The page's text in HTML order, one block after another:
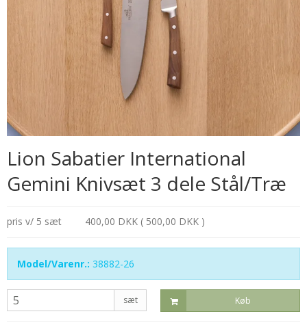
Lion Sabatier International
Gemini Knivsæt 3 dele Stål/Træ
pris v/ 5 sæt 400,00 DKK ( 500,00 DKK )
Model/Varenr.: 38882-26
sæt Køb